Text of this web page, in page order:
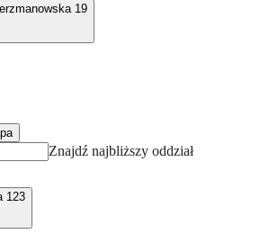
19
Znajdź najbliższy oddział
123